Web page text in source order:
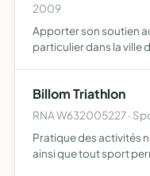
2009
Apporter son soutien
particulier dans la ville
Billom Triathlon
RNA W632005227 ·
Pratique des activités
ainsi que tout sport